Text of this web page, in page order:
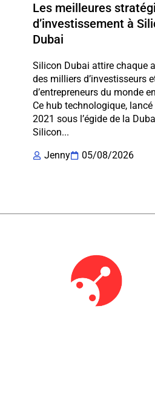
Les meilleures
d’investissement à
Dubai
Silicon Dubai attire chaque
des milliers d’investisseurs
d’entrepreneurs du monde
Ce hub technologique, lancé
2021 sous l’égide de la
Silicon...
Jenny
05/08/2026